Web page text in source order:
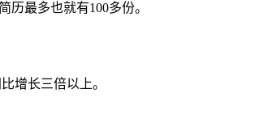
最多也就有100多份。
增长三倍以上。